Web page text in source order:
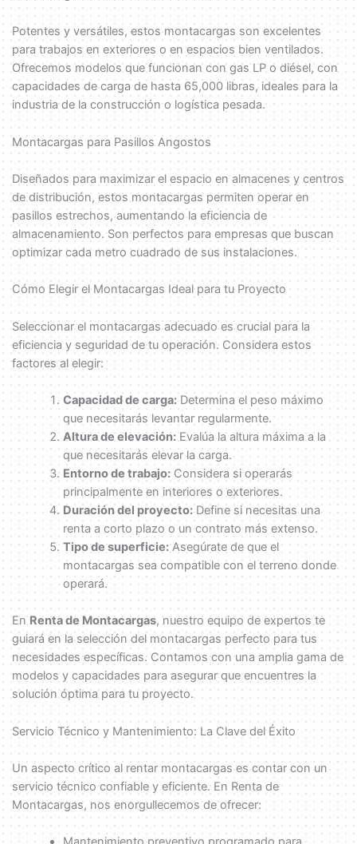
Potentes y versátiles, estos montacargas son excelentes
para trabajos en exteriores o en espacios bien ventilados.
Ofrecemos modelos que funcionan con gas LP o diésel, con
capacidades de carga de hasta 65,000 libras, ideales para la
industria de la construcción o logística pesada.
Montacargas para Pasillos Angostos
Diseñados para maximizar el espacio en almacenes y centros
de distribución, estos montacargas permiten operar en
pasillos estrechos, aumentando la eficiencia de
almacenamiento. Son perfectos para empresas que buscan
optimizar cada metro cuadrado de sus instalaciones.
Cómo Elegir el Montacargas Ideal para tu Proyecto
Seleccionar el montacargas adecuado es crucial para la
eficiencia y seguridad de tu operación. Considera estos
factores al elegir:
Capacidad de carga:Determina el peso máximo
que necesitarás levantar regularmente.
Altura de elevación:Evalúa la altura máxima a la
que necesitarás elevar la carga.
Entorno de trabajo:Considera si operarás
principalmente en interiores o exteriores.
Duración del proyecto:Define si necesitas una
renta a corto plazo o un contrato más extenso.
Tipo de superficie:Asegúrate de que el
montacargas sea compatible con el terreno donde
operará.
En Renta de Montacargas, nuestro equipo de expertos te
guiará en la selección del montacargas perfecto para tus
necesidades específicas. Contamos con una amplia gama de
modelos y capacidades para asegurar que encuentres la
solución óptima para tu proyecto.
Servicio Técnico y Mantenimiento: La Clave del Éxito
Un aspecto crítico al rentar montacargas es contar con un
servicio técnico confiable y eficiente. En Renta de
Montacargas, nos enorgullecemos de ofrecer: